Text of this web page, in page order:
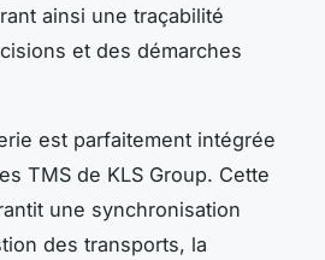
ainsi une traçabilité
et des démarches
est parfaitement intégrée
TMS de KLS Group. Cette
une synchronisation
des transports, la